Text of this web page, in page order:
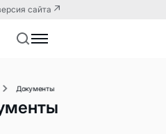
сайта
Документы